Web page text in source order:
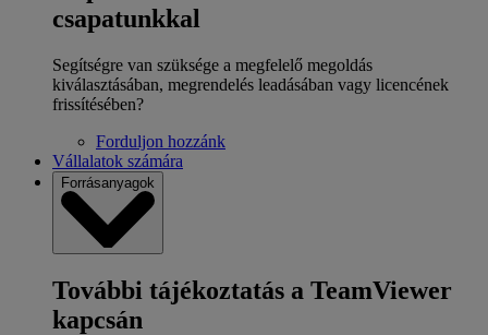
csapatunkkal
Segítségre van szüksége a megfelelő megoldás
kiválasztásában, megrendelés leadásában vagy licencének
frissítésében?
Forduljon hozzánk
Vállalatok számára
Forrásanyagok
További tájékoztatás a TeamViewer
kapcsán